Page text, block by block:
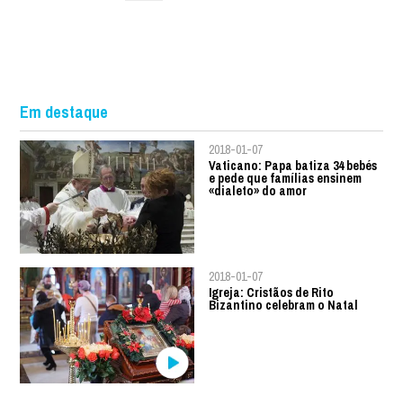
Em destaque
2018-01-07
Vaticano: Papa batiza 34 bebés
e pede que famílias ensinem
«dialeto» do amor
2018-01-07
Igreja: Cristãos de Rito
Bizantino celebram o Natal